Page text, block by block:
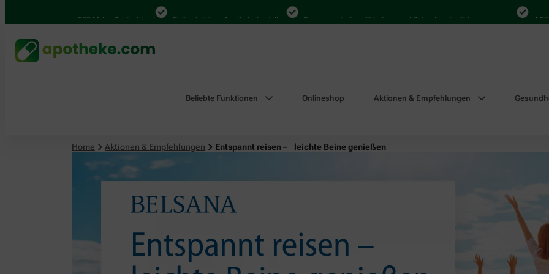
4.000 Mal in Deutschland Online bei Ihrer Apotheke bestellen Bequem zwischen Abholung und Botendienst wählen 4.000 Mal
Beliebte Funktionen Onlineshop Aktionen & Empfehlungen
Home Aktionen & Empfehlungen Entspannt reisen – leichte Beine genießen